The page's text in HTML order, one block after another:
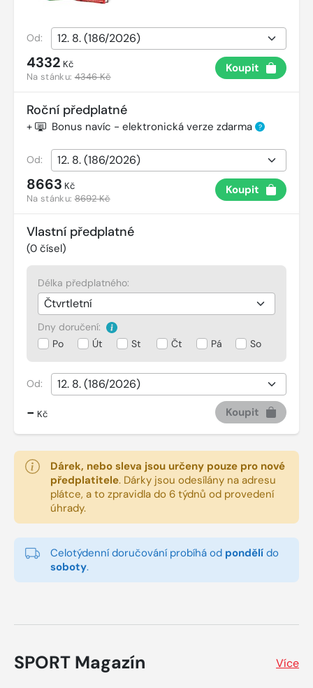
Od:
4332 Kč
Na stánku:4346 Kč
Koupit
Roční předplatné
+ Bonus navíc - elektronická verze zdarma ?
Od:
8663 Kč
Na stánku:8692 Kč
Koupit
Vlastní předplatné
(0 čísel)
Délka předplatného:
Dny doručení:
Po
Út St Čt Pá So
Od:
- Kč Koupit
Dárek, nebo sleva jsou určeny pouze pro nové
předplatitele. Dárky jsou odesílány na adresu
plátce, a to zpravidla do 6 týdnů od provedení
úhrady.
Celotýdenní doručování probíhá od pondělí do
soboty.
SPORT Magazín Více